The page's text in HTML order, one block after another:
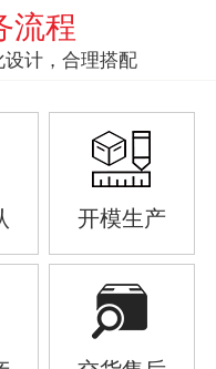
流程
计，合理搭配
开模生产